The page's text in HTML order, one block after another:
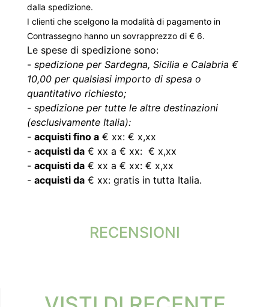
dalla spedizione.
I clienti che scelgono la modalità di pagamento in
Contrassegno hanno un sovrapprezzo di € 6.
Le spese di spedizione sono:
- spedizione per Sardegna, Sicilia e Calabria €
10,00 per qualsiasi importo di spesa o
quantitativo richiesto;
- spedizione per tutte le altre destinazioni
(esclusivamente Italia):
- acquisti fino a € xx: € x,xx
- acquisti da € xx a € xx: € x,xx
- acquisti da € xx a € xx: € x,xx
- acquisti da € xx: gratis in tutta Italia.
RECENSIONI